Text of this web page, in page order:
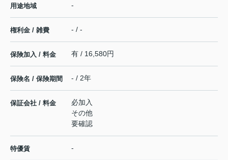
用途地域 -
権利金 / 雑費 - / -
保険加入 / 料金 有 / 16,580円
保険名 / 保険期間 - / 2年
保証会社 / 料金
必加入
その他
要確認
特優賃 -